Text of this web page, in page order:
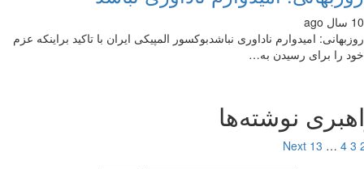
امیدوارم ناداوری نباشدبوکسور المپیکی ایران با تاکید براینکه عزم
را برای رسیدن به…
نوشته‌ها
4
…
13
Next